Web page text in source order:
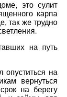
это сулит
карпа
так же трудно
на путь
на
вернуться
на берегу